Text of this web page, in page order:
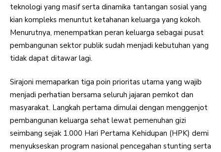
teknologi yang masif serta dinamika tantangan sosial yang
kian kompleks menuntut ketahanan keluarga yang kokoh.
Menurutnya, menempatkan peran keluarga sebagai pusat
pembangunan sektor publik sudah menjadi kebutuhan yang
tidak dapat ditawar lagi.
Sirajoni memaparkan tiga poin prioritas utama yang wajib
menjadi perhatian bersama seluruh jajaran pemkot dan
masyarakat. Langkah pertama dimulai dengan menggenjot
pembangunan keluarga sehat lewat pemenuhan gizi
seimbang sejak 1.000 Hari Pertama Kehidupan (HPK) demi
menyukseskan program nasional pencegahan stunting serta